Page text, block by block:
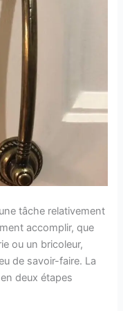
tâche relativement
accomplir, que
ou un bricoleur,
de savoir-faire. La
deux étapes